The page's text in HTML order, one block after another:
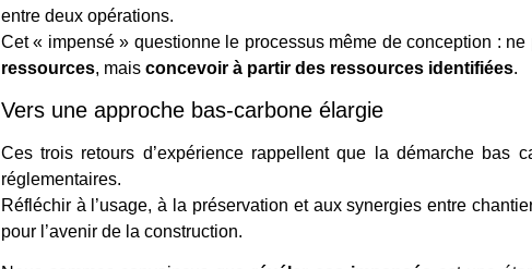
entre deux opérations.
Cet « impensé » questionne le processus même de conception :
ressources, mais concevoir à partir des ressources identifiées.
Vers une approche bas-carbone élargie
Ces trois retours d’expérience rappellent que la démarche bas
réglementaires.
Réfléchir à l’usage, à la préservation et aux synergies entre
pour l’avenir de la construction.